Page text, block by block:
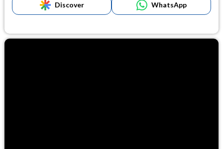
Discover
WhatsApp